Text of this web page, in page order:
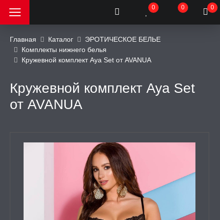
АКЦИИ и
0 0 0
Главная Каталог
ЭРОТИЧЕСКОЕ БЕЛЬЕ
Комплекты нижнего белья
Кружевной комплект Aya Set от AVANUA
Кружевной комплект Aya Set
от AVANUA